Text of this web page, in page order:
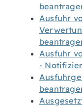
Ausfuhr
Ausfuhr
-